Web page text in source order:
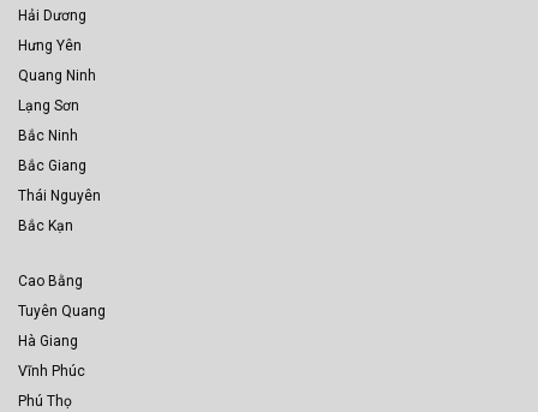
Hải Dương
Hưng Yên
Quang Ninh
Lạng Sơn
Bắc Ninh
Bắc Giang
Thái Nguyên
Bắc Kạn
Cao Bằng
Tuyên Quang
Hà Giang
Vĩnh Phúc
Phú Thọ